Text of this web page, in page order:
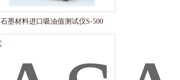
石墨材料进口吸油值测试仪S-500